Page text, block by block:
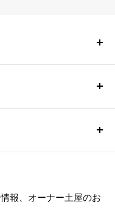
報、オーナー土屋のお